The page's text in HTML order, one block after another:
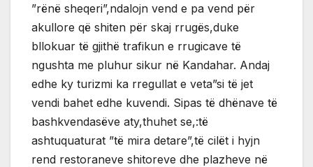
”rënë sheqeri”,ndalojn vend e pa vend për
akullore që shiten për skaj rrugës,duke
bllokuar të gjithë trafikun e rrugicave të
ngushta me pluhur sikur në Kandahar. Andaj
edhe ky turizmi ka rregullat e veta”si të jet
vendi bahet edhe kuvendi. Sipas të dhënave të
bashkvendasëve aty,thuhet se,:të
ashtuquaturat ”të mira detare”,të cilët i hyjn
rend restoraneve shitoreve dhe plazheve në